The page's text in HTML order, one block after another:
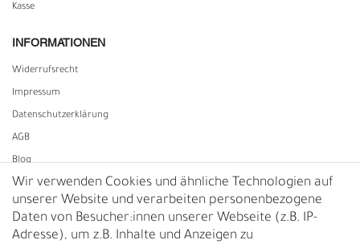
Kasse
INFORMATIONEN
Widerrufs­recht
Impressum
Daten­schutz­erklärung
AGB
Blog
Vertrag widerrufen
UNTERNEHMEN
Wir verwenden Cookies und ähnliche Technologien auf
unserer Website und verarbeiten personenbezogene
Daten von Besucher:innen unserer Webseite (z.B. IP-
Adresse), um z.B. Inhalte und Anzeigen zu